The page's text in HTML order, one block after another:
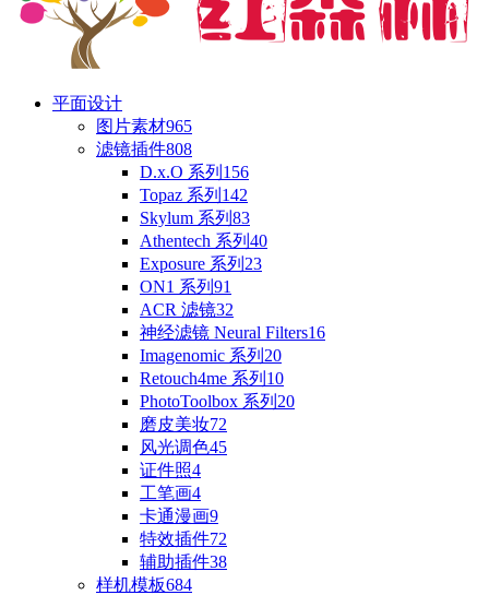
平面设计
图片素材965
滤镜插件808
D.x.O 系列 156
Topaz 系列 142
Skylum 系列 83
Athentech 系列 40
Exposure 系列 23
ON1 系列 91
ACR 滤镜32
神经滤镜 Neural Filters16
Imagenomic 系列 20
Retouch4me 系列 10
PhotoToolbox 系列 20
磨皮美妆72
风光调色45
证件照4
工笔画4
卡通漫画9
特效插件72
辅助插件38
样机模板684